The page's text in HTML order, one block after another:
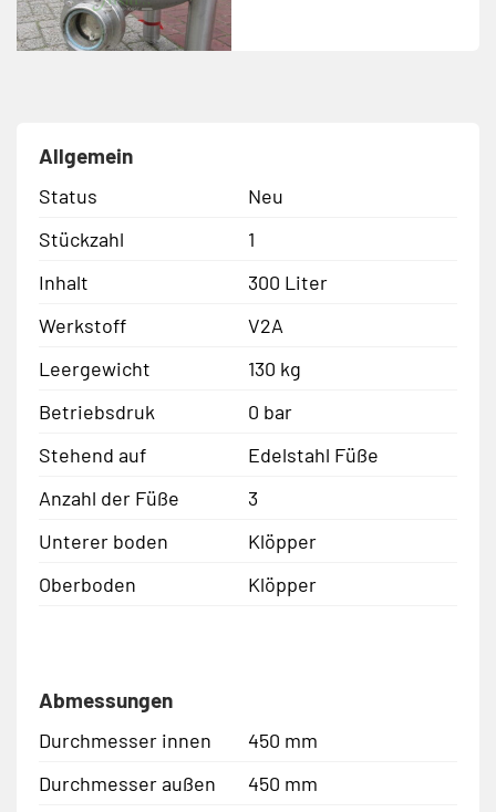
Allgemein
Status
Neu
Stückzahl
1
Inhalt
300 Liter
Werkstoff
V2A
Leergewicht
130 kg
Betriebsdruk
0 bar
Stehend auf
Edelstahl Füße
Anzahl der Füße
3
Unterer boden
Klöpper
Oberboden
Klöpper
Abmessungen
Durchmesser innen
450 mm
Durchmesser außen
450 mm